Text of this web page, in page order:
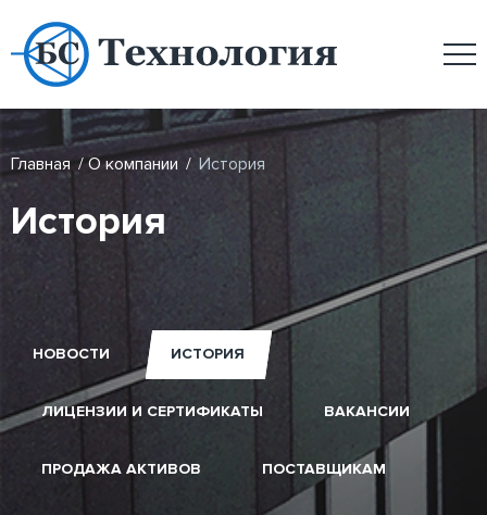
Главная / О компании / История
История
НОВОСТИ ИСТОРИЯ
ЛИЦЕНЗИИ И СЕРТИФИКАТЫ ВАКАНСИИ
ПРОДАЖА АКТИВОВ ПОСТАВЩИКАМ